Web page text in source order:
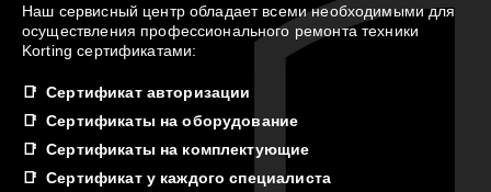
Наш сервисный центр обладает всеми необходимыми для
осуществления профессионального ремонта техники
Korting сертификатами:
Сертификат авторизации
Сертификаты на оборудование
Сертификаты на комплектующие
Сертификат у каждого специалиста